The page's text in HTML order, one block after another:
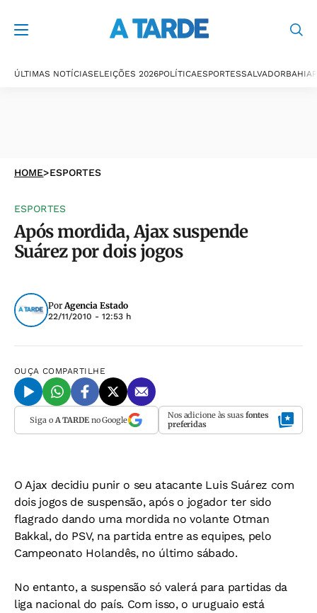
ÚLTIMAS NOTÍCIASELEIÇÕES 2026POLÍTICAESPORTESSALVADORBAHIA
HOME>ESPORTES
ESPORTES
Após mordida, Ajax suspende
Suárez por dois jogos
PorAgencia Estado
22/11/2010 - 12:53 h
OUÇA COMPARTILHE
Siga o A TARDEno Google Nos adicione às suas fontes
preferidas
O Ajax decidiu punir o seu atacante Luis Suárez com
dois jogos de suspensão, após o jogador ter sido
flagrado dando uma mordida no volante Otman
Bakkal, do PSV, na partida entre as equipes, pelo
Campeonato Holandês, no último sábado.
No entanto, a suspensão só valerá para partidas da
liga nacional do país. Com isso, o uruguaio está